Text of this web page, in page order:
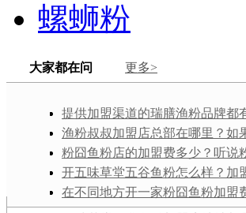
螺蛳粉
大家都在问 更多>
提供加盟渠道的瑞膳渔粉品牌都
些？这么多年了，现在来看这一美
的前景怎么样？
渔粉叔叔加盟店总部在哪里？如
它的话，电话号码是多少？
粉囧鱼粉店的加盟费多少？听说
粉是个不错的小本项目，真的吗？
开五味草堂五谷鱼粉怎么样？加
学还是需要花钱买技术配方？
在不同地方开一家粉囧鱼粉加盟